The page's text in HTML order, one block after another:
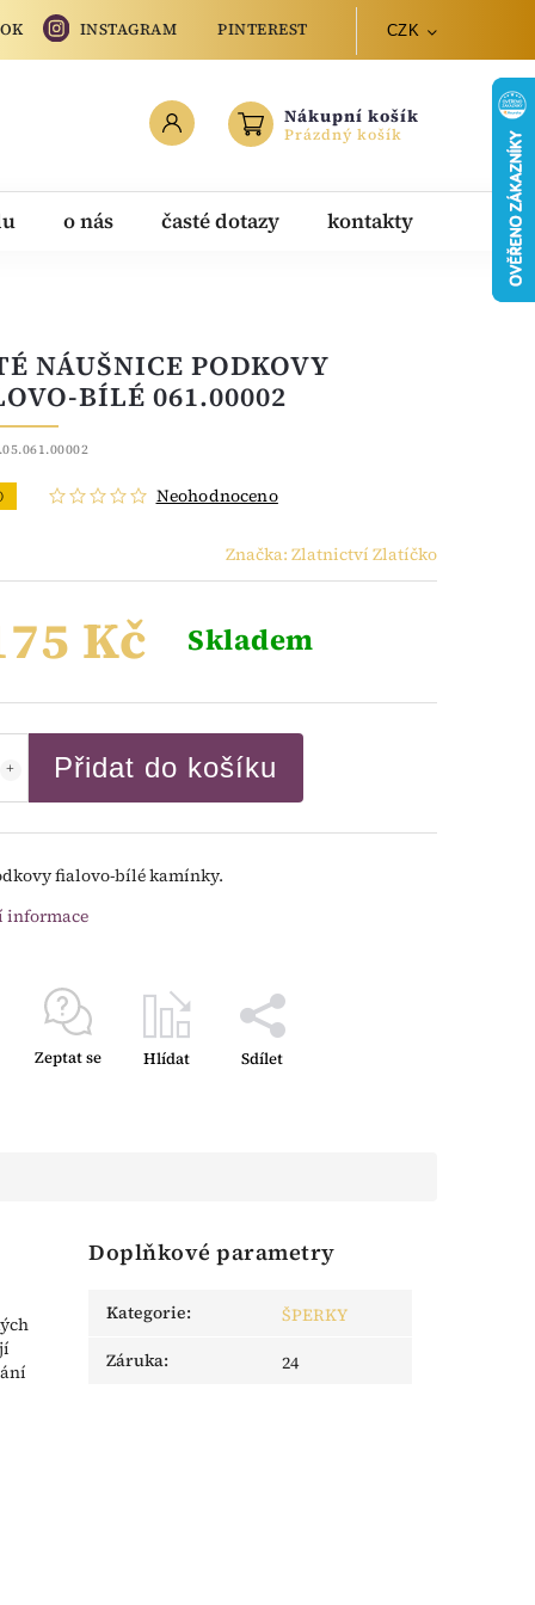
INSTAGRAM PINTEREST CZK
Nákupní košík
Prázdný košík
o nás časté dotazy kontakty
NÁUŠNICE PODKOVY
BÍLÉ 061.00002
Neohodnoceno
Značka: Zlatnictví Zlatíčko
Kč Skladem
Přidat do košíku
fialovo-bílé kamínky.
informace
Zeptat se Hlídat Sdílet
Doplňkové parametry
Kategorie:
ŠPERKY
Záruka: 24